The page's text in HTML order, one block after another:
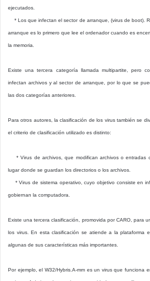
ejecutados.
* Los que infectan el sector de arranque, (virus de boot).
arranque es lo primero que lee el ordenador cuando es
la memoria.
Existe una tercera categoría llamada multipartite, pero
infectan archivos y al sector de arranque, por lo que se
las dos categorías anteriores.
Para otros autores, la clasificación de los virus también se
el criterio de clasificación utilizado es distinto:
* Virus de archivos, que modifican archivos o entradas
lugar donde se guardan los directorios o los archivos.
* Virus de sistema operativo, cuyo objetivo consiste en
gobiernan la computadora.
Existe una tercera clasificación, promovida por CARO, para
los virus. En esta clasificación se atiende a la plataforma
algunas de sus características más importantes.
Por ejemplo, el W32/Hybris.A-mm es un virus que funciona